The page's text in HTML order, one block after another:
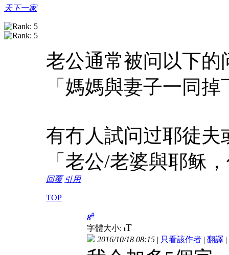
天下一家
老公通常被问以下的
「媽媽與妻子一同
有冇人試问过耶徒夫
「老公/老婆與耶稣
回覆 引用
TOP
8#
字體大小: tT
2016/10/18 08:15 | 只看該作者 | 翻譯 |